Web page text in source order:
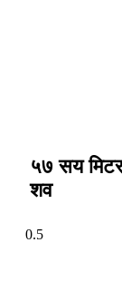
५७ सय मिटर
शव